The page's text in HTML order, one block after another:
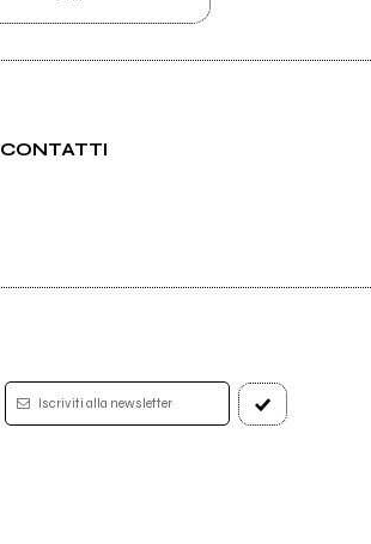
CONTATTI
Iscriviti alla newsletter